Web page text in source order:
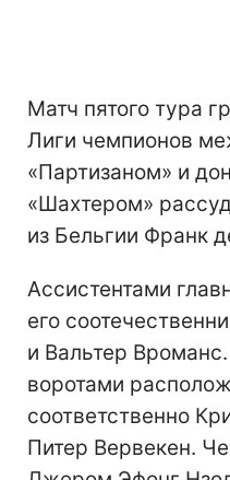
Матч пятого тура
Лиги чемпионов
«Партизаном» и
«Шахтером»
из Бельгии Франк
Ассистентами
его
и Вальтер
воротами
соответственно
Питер Вервекен.